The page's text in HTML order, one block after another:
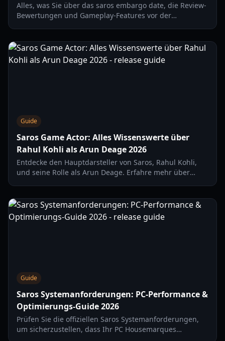
Alles, was Sie über das saros embargo date, die Review-
Bewertungen und Gameplay-Features vor der
Guide
Saros Game Actor: Alles Wissenswerte über
Rahul Kohli als Arun Deage 2026
Entdecke den Hauptdarsteller von Saros, Rahul Kohli,
und seine Rolle als Arun Deage. Erfahre mehr über
Guide
Saros Systemanforderungen: PC-Performance &
Optimierungs-Guide 2026
Prüfen Sie die offiziellen Saros Systemanforderungen,
um sicherzustellen, dass Ihr PC Housemarques